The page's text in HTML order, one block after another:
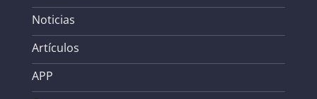
Noticias
Artículos
APP